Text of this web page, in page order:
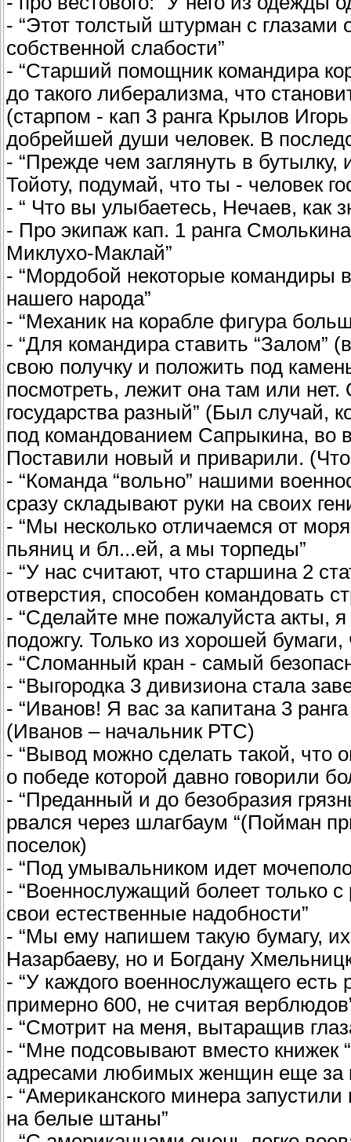
- “Этот толстый штурман с глазами
собственной слабости”
- “Старший помощник командира
до такого либерализма, что
(старпом - кап 3 ранга Крылов
добрейшей души человек. В
- “Прежде чем заглянуть в бутылку,
Тойоту, подумай, что ты - человек
- “ Что вы улыбаетесь, Нечаев, как
- Про экипаж кап. 1 ранга
Миклухо-Маклай”
- “Мордобой некоторые командиры
нашего народа”
- “Механик на корабле фигура
- “Для командира ставить “Залом”
свою получку и положить под
посмотреть, лежит она там или
государства разный” (Был случай,
под командованием Сапрыкина, во
Поставили новый и приварили.
- “Команда “вольно” нашими
сразу складывают руки на своих
- “Мы несколько отличаемся от
пьяниц и бл...ей, а мы торпеды”
- “У нас считают, что старшина 2
отверстия, способен командовать
- “Сделайте мне пожалуйста акты,
подожгу. Только из хорошей
- “Сломанный кран - самый
- “Выгородка 3 дивизиона стала
- “Иванов! Я вас за капитана 3
(Иванов – начальник РТС)
- “Вывод можно сделать такой, что
о победе которой давно говорили
- “Преданный и до безобразия
рвался через шлагбаум “(Пойман
поселок)
- “Под умывальником идет
- “Военнослужащий болеет только
свои естественные надобности”
- “Мы ему напишем такую бумагу,
Назарбаеву, но и Богдану
- “У каждого военнослужащего есть
примерно 600, не считая
- “Смотрит на меня, вытаращив
- “Мне подсовывают вместо книжек
адресами любимых женщин еще за
- “Американского минера
на белые штаны”